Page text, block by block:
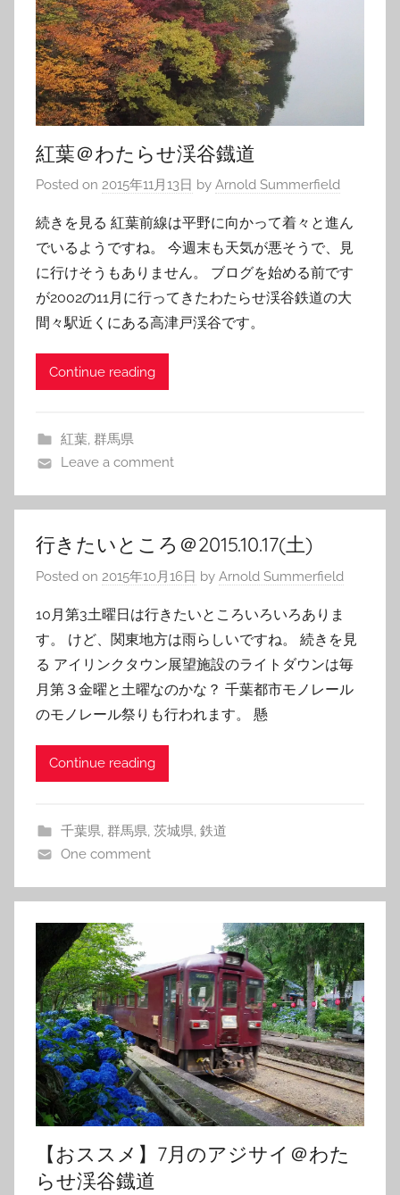
紅葉＠わたらせ渓谷鐡道
Posted on 2015年11月13日 by Arnold Summerfield
続きを見る 紅葉前線は平野に向かって着々と進ん
でいるようですね。 今週末も天気が悪そうで、見
に行けそうもありません。 ブログを始める前です
が2002の11月に行ってきたわたらせ渓谷鉄道の大
間々駅近くにある高津戸渓谷です。
Continue reading
紅葉, 群馬県
Leave a comment
行きたいところ＠2015.10.17(土)
Posted on 2015年10月16日 by Arnold Summerfield
10月第3土曜日は行きたいところいろいろありま
す。 けど、関東地方は雨らしいですね。 続きを見
る アイリンクタウン展望施設のライトダウンは毎
月第３金曜と土曜なのかな？ 千葉都市モノレール
のモノレール祭りも行われます。 懸
Continue reading
千葉県, 群馬県, 茨城県, 鉄道
One comment
【おススメ】7月のアジサイ＠わた
らせ渓谷鐡道